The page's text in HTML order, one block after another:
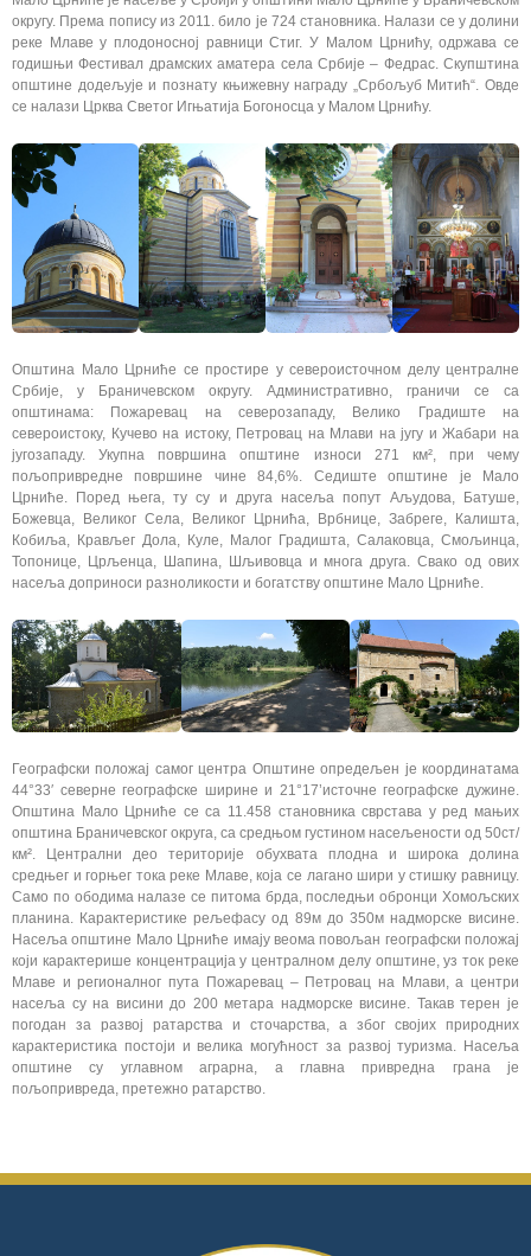
Управа
Услуге
Писмо
округу. Према попису из 2011. било је 724 становника. Налази се у долини
реке Млаве у плодоносној равници Стиг. У Малом Црнићу, одржава се
годишњи Фестивал драмских аматера села Србије – Федрас. Скупштина
општине додељује и познату књижевну награду „Србољуб Митић“. Овде
се налази Црква Светог Игњатија Богоносца у Малом Црнићу.
Општина Мало Црниће се простире у североисточном делу централне
Србије, у Браничевском округу. Административно, граничи се са
општинама: Пожаревац на северозападу, Велико Градиште на
североистоку, Кучево на истоку, Петровац на Млави на југу и Жабари на
југозападу. Укупна површина општине износи 271 км², при чему
пољопривредне површине чине 84,6%. Седиште општине је Мало
Црниће. Поред њега, ту су и друга насеља попут Аљудова, Батуше,
Божевца, Великог Села, Великог Црнића, Врбнице, Забреге, Калишта,
Кобиља, Крављег Дола, Куле, Малог Градишта, Салаковца, Смољинца,
Топонице, Црљенца, Шапина, Шљивовца и многа друга. Свако од ових
насеља доприноси разноликости и богатству општине Мало Црниће.
Географски положај самог центра Општине опредељен је координатама
44°33′ северне географске ширине и 21°17’источне географске дужине.
Општина Мало Црниће се са 11.458 становника сврстава у ред мањих
општина Браничевског округа, са средњом густином насељености од 50ст/
км². Централни део територије обухвата плодна и широка долина
средњег и горњег тока реке Млаве, која се лагано шири у стишку равницу.
Само по ободима налазе се питома брда, последњи обронци Хомољских
планина. Карактеристике рељефасу од 89м до 350м надморске висине.
Насеља општине Мало Црниће имају веома повољан географски положај
који карактерише концентрација у централном делу општине, уз ток реке
Млаве и регионалног пута Пожаревац – Петровац на Млави, а центри
насеља су на висини до 200 метара надморске висине. Такав терен је
погодан за развој ратарства и сточарства, а због својих природних
карактеристика постоји и велика могућност за развој туризма. Насеља
општине су углавном аграрна, а главна привредна грана је
пољопривреда, претежно ратарство.